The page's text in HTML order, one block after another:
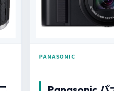
PANASONIC